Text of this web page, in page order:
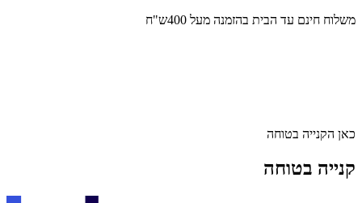
משלוח חינם עד הבית בהזמנה מעל 400ש"ח
כאן הקנייה בטוחה
קנייה בטוחה